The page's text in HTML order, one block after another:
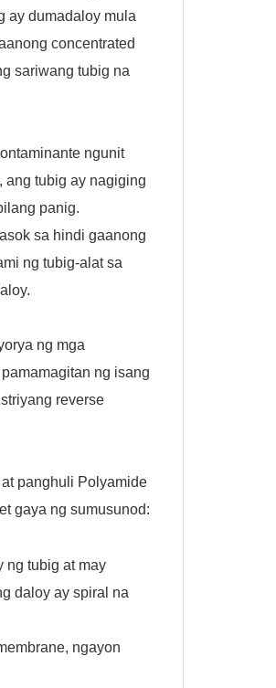
ay dumadaloy mula
concentrated
sariwang tubig na
ngunit
ang tubig ay nagiging
panig.
sa hindi gaanong
ng tubig-alat sa
ng mga
ng isang
reverse
panghuli Polyamide
gaya ng sumusunod:
ng tubig at may
daloy ay spiral na
ngayon